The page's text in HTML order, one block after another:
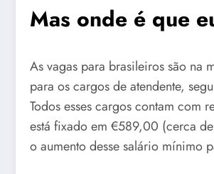
Mas onde é que
As vagas para brasileiros são na
para os cargos de atendente,
Todos esses cargos contam com
está fixado em €589,00 (cerca
o aumento desse salário mínimo